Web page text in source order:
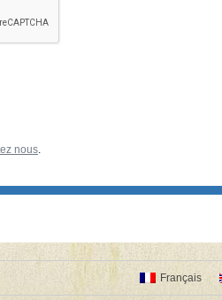
nous.
Français